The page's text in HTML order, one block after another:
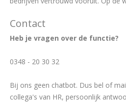
Contact
Heb je vragen over de functie?
0348 - 20 30 32
Bij ons geen chatbot. Dus bel of
collega's van HR, persoonlijk